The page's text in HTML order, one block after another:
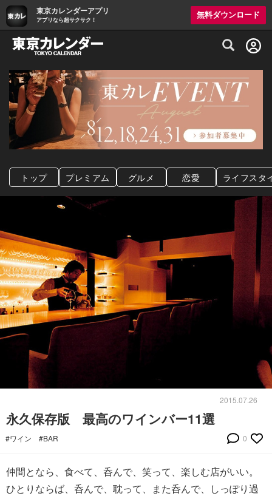
東京カレンダーアプリ
アプリなら超サクサク！
無料ダウンロード
グルメ情報・プレミアムレストラン予約
トップ プレミアム グルメ 恋愛 ライフスタ
2015.07.26
永久保存版 最高のワインバー11選
#ワイン #BAR 0
仲間となら、食べて、呑んで、笑って、楽しむ店がいい。
ひとりならば、呑んで、耽って、また呑んで、しっぽり過